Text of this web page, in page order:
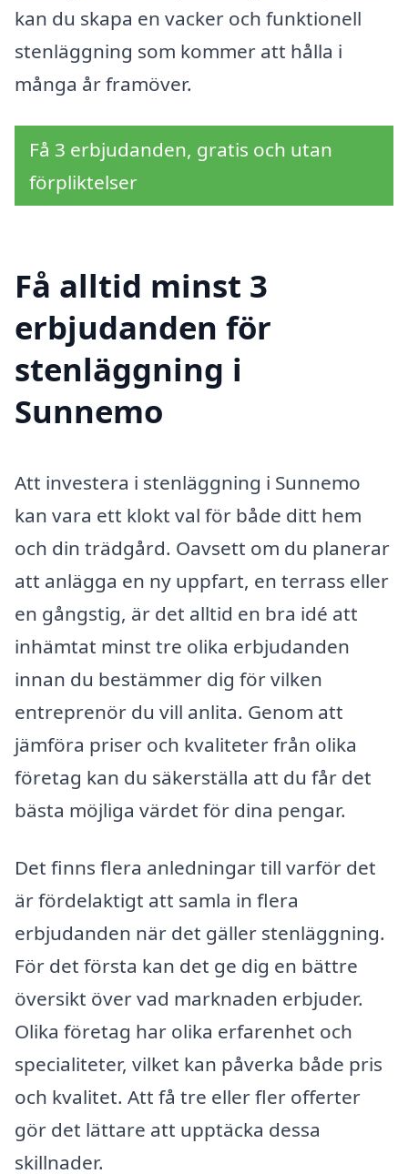
kan du skapa en vacker och funktionell
stenläggning som kommer att hålla i
många år framöver.
Få 3 erbjudanden, gratis och utan
förpliktelser
Få alltid minst 3
erbjudanden för
stenläggning i
Sunnemo
Att investera i stenläggning i Sunnemo
kan vara ett klokt val för både ditt hem
och din trädgård. Oavsett om du planerar
att anlägga en ny uppfart, en terrass eller
en gångstig, är det alltid en bra idé att
inhämtat minst tre olika erbjudanden
innan du bestämmer dig för vilken
entreprenör du vill anlita. Genom att
jämföra priser och kvaliteter från olika
företag kan du säkerställa att du får det
bästa möjliga värdet för dina pengar.
Det finns flera anledningar till varför det
är fördelaktigt att samla in flera
erbjudanden när det gäller stenläggning.
För det första kan det ge dig en bättre
översikt över vad marknaden erbjuder.
Olika företag har olika erfarenhet och
specialiteter, vilket kan påverka både pris
och kvalitet. Att få tre eller fler offerter
gör det lättare att upptäcka dessa
skillnader.